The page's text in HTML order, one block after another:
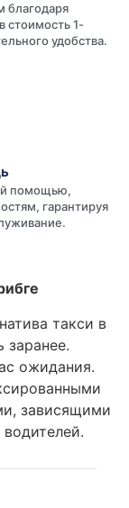
благодаря
стоимость 1-
удобства.
помощью,
гарантируя
такси в
заранее.
ожидания.
зависящими